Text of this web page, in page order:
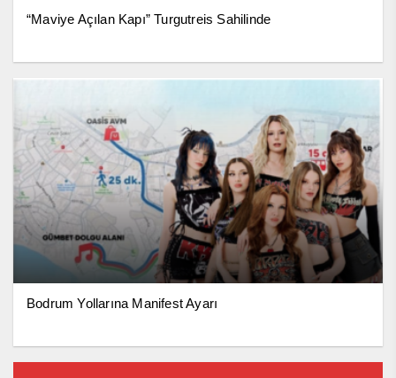
“Maviye Açılan Kapı” Turgutreis Sahilinde
Bodrum Yollarına Manifest Ayarı